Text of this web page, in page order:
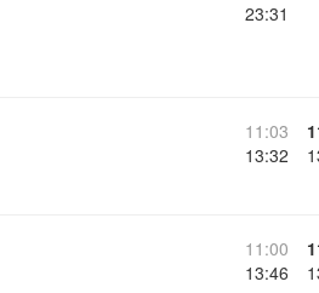
23:31
11:03
13:32
11:00
13:46